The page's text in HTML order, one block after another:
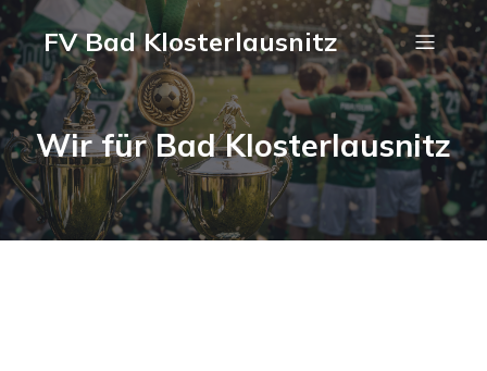
FV Bad Klosterlausnitz
Wir für Bad Klosterlausnitz